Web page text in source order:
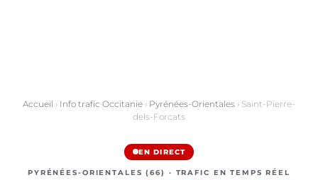
Accueil › Info trafic Occitanie › Pyrénées-Orientales › Saint-Pierre-
dels-Forcats
EN DIRECT
PYRÉNÉES-ORIENTALES (66) · TRAFIC EN TEMPS RÉEL